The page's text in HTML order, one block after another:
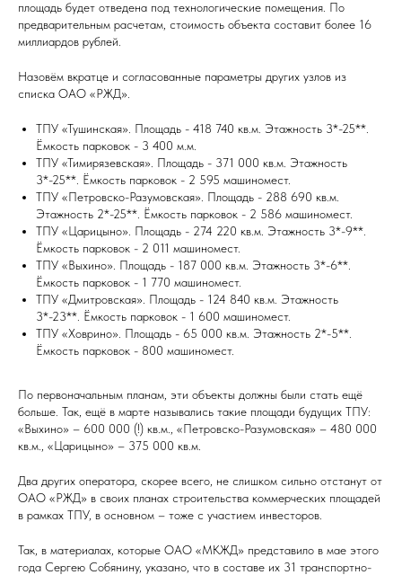
площадь будет отведена под технологические помещения. По
предварительным расчетам, стоимость объекта составит более 16
миллиардов рублей.
Назовём вкратце и согласованные параметры других узлов из
списка ОАО «РЖД».
ТПУ «Тушинская». Площадь - 418 740 кв.м. Этажность 3*-25**.
Ёмкость парковок - 3 400 м.м.
ТПУ «Тимирязевская». Площадь - 371 000 кв.м. Этажность
3*-25**. Ёмкость парковок - 2 595 машиномест.
ТПУ «Петровско-Разумовская». Площадь - 288 690 кв.м.
Этажность 2*-25**. Ёмкость парковок - 2 586 машиномест.
ТПУ «Царицыно». Площадь - 274 220 кв.м. Этажность 3*-9**.
Ёмкость парковок - 2 011 машиномест.
ТПУ «Выхино». Площадь - 187 000 кв.м. Этажность 3*-6**.
Ёмкость парковок - 1 770 машиномест.
ТПУ «Дмитровская». Площадь - 124 840 кв.м. Этажность
3*-23**. Ёмкость парковок - 1 600 машиномест.
ТПУ «Ховрино». Площадь - 65 000 кв.м. Этажность 2*-5**.
Ёмкость парковок - 800 машиномест.
По первоначальным планам, эти объекты должны были стать ещё
больше. Так, ещё в марте назывались такие площади будущих ТПУ:
«Выхино» – 600 000 (!) кв.м., «Петровско-Разумовская» – 480 000
кв.м., «Царицыно» – 375 000 кв.м.
Два других оператора, скорее всего, не слишком сильно отстанут от
ОАО «РЖД» в своих планах строительства коммерческих площадей
в рамках ТПУ, в основном – тоже с участием инвесторов.
Так, в материалах, которые ОАО «МКЖД» представило в мае этого
года Сергею Собянину, указано, что в составе их 31 транспортно-